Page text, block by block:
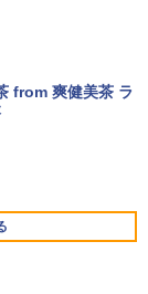
！｜2021
リ32GB 秒速
内蔵 15.6型大
料無料 WIFI
ン グレー EP
最大16GB SS
トレット オフ
プパソコン ミ
スクトップPC
D7010/E【G
型 1920*1080
PC/スマホ/U
【選べる種
ース付き】【タ
ルHD コスパ
スポーツ/通勤/通
8 Lite ワイヤ
from 爽健美茶 ラ